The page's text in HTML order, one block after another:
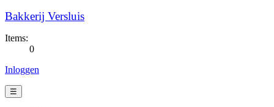
Bakkerij Versluis
Items:
0
Inloggen
☰